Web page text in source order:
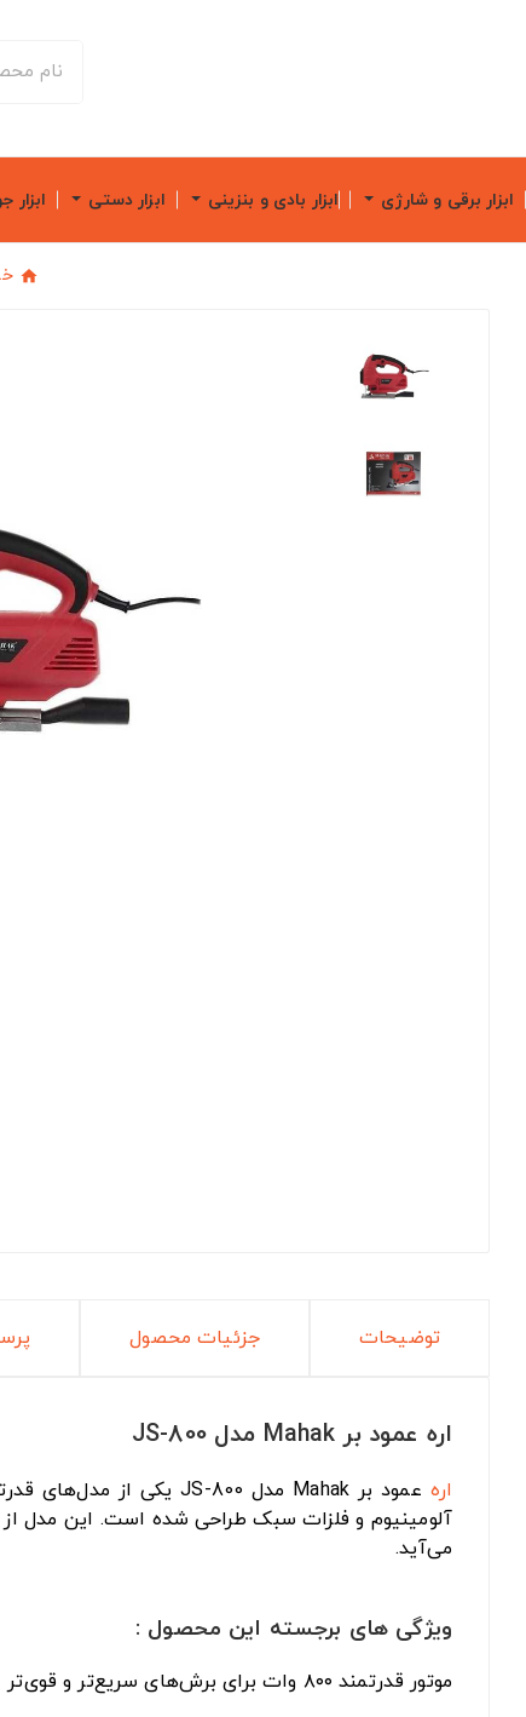
ابزار برقی و شارژی ابزار بادی و بنزینی ابزار دستی
توضیحات جزئیات محصول
اره عمود بر Mahak مدل JS-800
اره عمود بر Mahak مدل JS-800 یکی از مدل‌های قدرتمند و حرفه‌ای در دسته
آلومینیوم و فلزات سبک طراحی شده است. این مدل از
می‌آید.
ویژگی های برجسته این محصول :
موتور قدرتمند ۸۰۰ وات برای برش‌های سریع‌تر و قوی‌تر